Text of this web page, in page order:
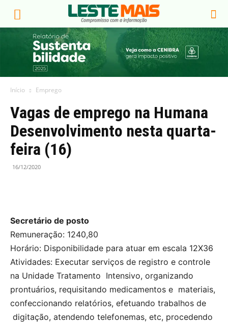
Início Emprego
Vagas de emprego na Humana
Desenvolvimento nesta quarta-
feira (16)
16/12/2020
Secretário de posto
Remuneração: 1240,80
Horário: Disponibilidade para atuar em escala 12X36
Atividades: Executar serviços de registro e controle
na Unidade Tratamento Intensivo, organizando
prontuários, requisitando medicamentos e materiais,
confeccionando relatórios, efetuando trabalhos de
digitação, atendendo telefonemas, etc, procedendo